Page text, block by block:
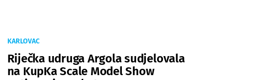
KARLOVAC
Riječka udruga Argola sudjelovala
na KupKa Scale Model Show